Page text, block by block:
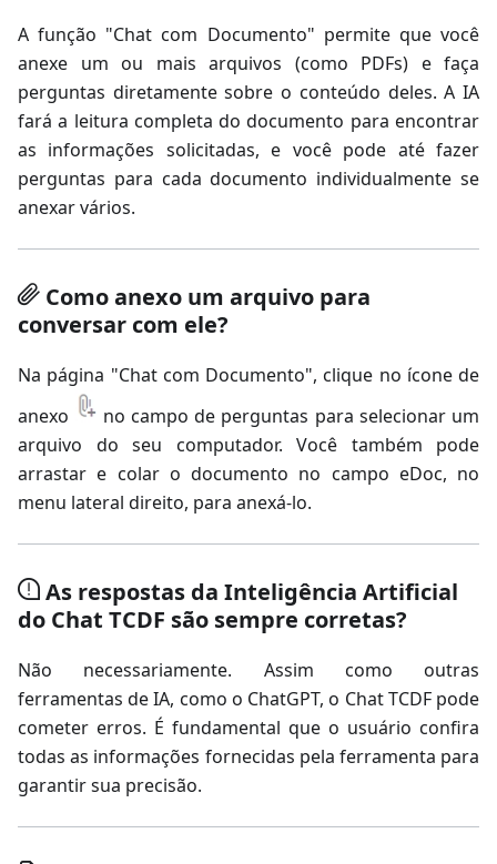
A função "Chat com Documento" permite que você
anexe um ou mais arquivos (como PDFs) e faça
perguntas diretamente sobre o conteúdo deles. A IA
fará a leitura completa do documento para encontrar
as informações solicitadas, e você pode até fazer
perguntas para cada documento individualmente se
anexar vários.
Como anexo um arquivo para
conversar com ele?
Na página "Chat com Documento", clique no ícone de
anexo
no campo de perguntas para selecionar um
arquivo do seu computador. Você também pode
arrastar e colar o documento no campo eDoc, no
menu lateral direito, para anexá-lo.
As respostas da Inteligência Artificial
do Chat TCDF são sempre corretas?
Não necessariamente. Assim como outras
ferramentas de IA, como o ChatGPT, o Chat TCDF pode
cometer erros. É fundamental que o usuário confira
todas as informações fornecidas pela ferramenta para
garantir sua precisão.